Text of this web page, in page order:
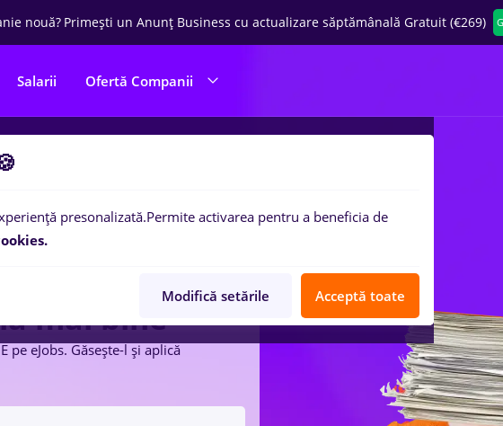
nouă? Primești un Anunț Business cu actualizare săptămânală Gratuit (€269)
Salarii Ofertă Companii
mai bine
pe eJobs. Găsește-l și aplică
presonalizată.Permite activarea pentru a beneficia de
Modifică setările Acceptă toate